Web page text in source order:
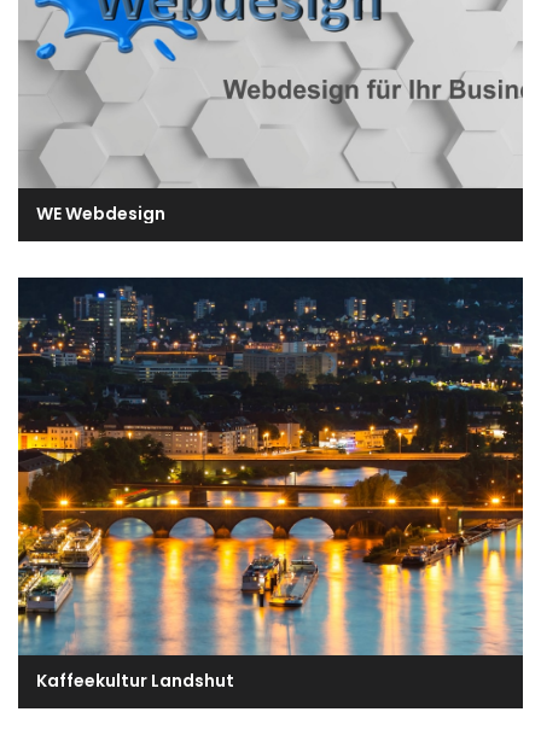
WE Webdesign
Kaffeekultur Landshut